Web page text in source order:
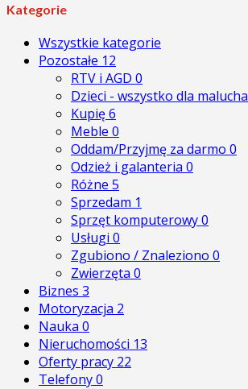
Kategorie
Wszystkie kategorie
Pozostałe 12
RTV i AGD 0
Dzieci - wszystko dla malucha
Kupię6
Meble 0
Oddam/Przyjmę za darmo 0
Odzież i galanteria 0
Różne 5
Sprzedam 1
Sprzęt komputerowy0
Usługi 0
Zgubiono / Znaleziono 0
Zwierzęta 0
Biznes 3
Motoryzacja 2
Nauka 0
Nieruchomości 13
Oferty pracy 22
Telefony0